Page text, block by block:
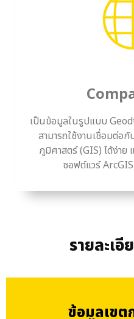
เป็นข้อมูลในรูปแบบ
สามารถใช้งานเชื่อมต่อ
ภูมิศาสตร์ (GIS) ได้ง่าย
ซอฟต์แวร์
รายละเ
ข้อมูลเขต